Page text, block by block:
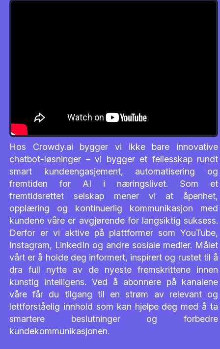
Hos Crowdy.ai bygger vi ikke bare innovative
chatbot-løsninger – vi bygger et fellesskap rundt
smart kundeengasjement, automatisering og
fremtiden for AI i næringslivet. Som et
fremtidsrettet selskap mener vi at åpenhet,
opplæring og kontinuerlig kommunikasjon med
kundene våre er avgjørende for langsiktig suksess.
Derfor er vi aktive på plattformer som YouTube,
Instagram, LinkedIn og andre sosiale medier. Målet
vårt er å holde deg informert, inspirert og rustet til å
dra full nytte av de nyeste fremskrittene innen
kunstig intelligens. Ved å abonnere på kanalene
våre får du tilgang til en strøm av relevant og
lettforståelig innhold som kan hjelpe deg med å ta
smartere beslutninger og forbedre
kundekommunikasjonen.